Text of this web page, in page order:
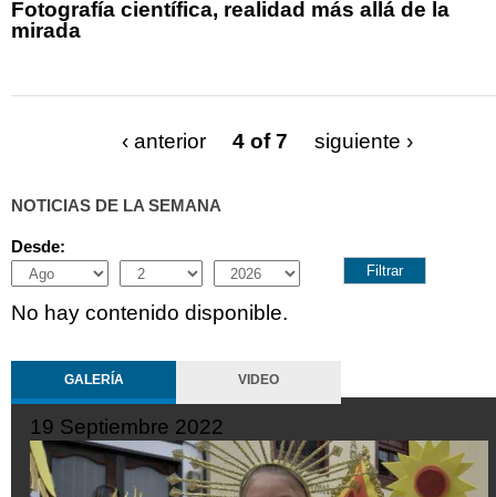
Fotografía científica, realidad más allá de la
mirada
‹ anterior 4 of 7 siguiente ›
NOTICIAS DE LA SEMANA
Desde:
Month
Day Year
No hay contenido disponible.
GALERÍA VIDEO
19 Septiembre 2022